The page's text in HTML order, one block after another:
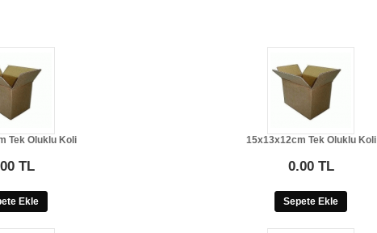
Tek Oluklu Koli
TL
Ekle
15x13x12cm Tek Oluklu Koli
0.00 TL
Sepete Ekle